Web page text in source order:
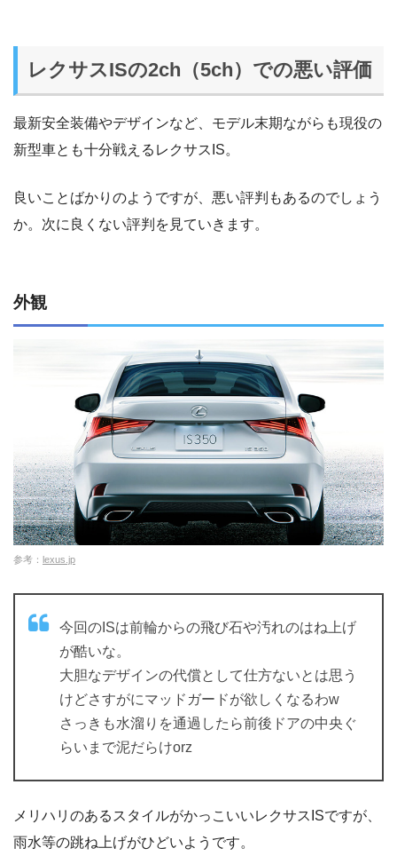
レクサスISの2ch（5ch）での悪い評価
最新安全装備やデザインなど、モデル末期ながらも現役の
新型車とも十分戦えるレクサスIS。
良いことばかりのようですが、悪い評判もあるのでしょう
か。次に良くない評判を見ていきます。
外観
参考： lexus.jp
今回のISは前輪からの飛び石や汚れのはね上げ
が酷いな。
大胆なデザインの代償として仕方ないとは思う
けどさすがにマッドガードが欲しくなるわw
さっきも水溜りを通過したら前後ドアの中央ぐ
らいまで泥だらけorz
メリハリのあるスタイルがかっこいいレクサスISですが、
雨水等の跳ね上げがひどいようです。